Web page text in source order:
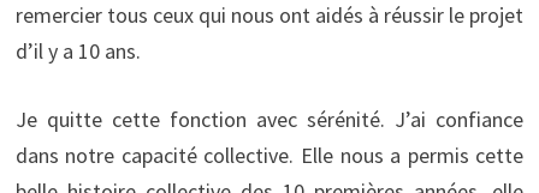
remercier tous ceux qui nous ont aidés à réussir le projet
d’il y a 10 ans.
Je quitte cette fonction avec sérénité. J’ai confiance
dans notre capacité collective. Elle nous a permis cette